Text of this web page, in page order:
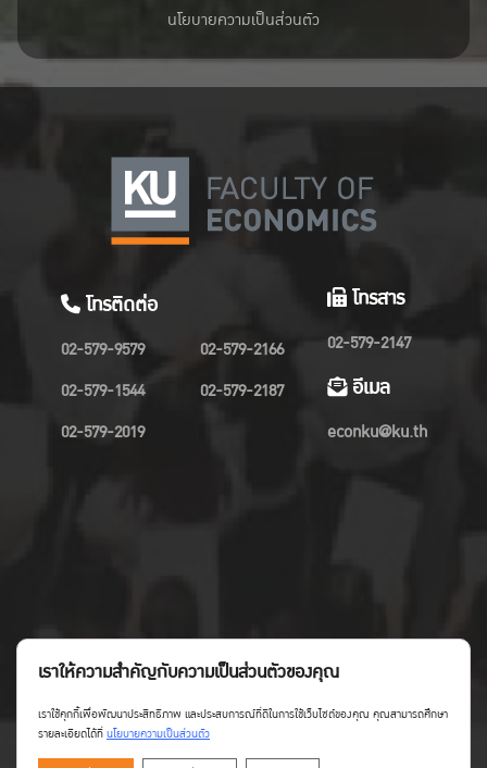
นโยบายความเป็นส่วนตัว
โทรติดต่อ
02-579-9579
02-579-1544
02-579-2019
02-579-2166
02-579-2187
โทรสาร
02-579-2147
อีเมล
econku@ku.th
เราให้ความสำคัญกับความเป็นส่วนตัวของคุณ
เราใช้คุกกี้เพื่อพัฒนาประสิทธิภาพ และประสบการณ์ที่ดีในการใช้เว็บไซต์ของคุณ คุณสามารถศึกษา
รายละเอียดได้ที่นโยบายความเป็นส่วนตัว